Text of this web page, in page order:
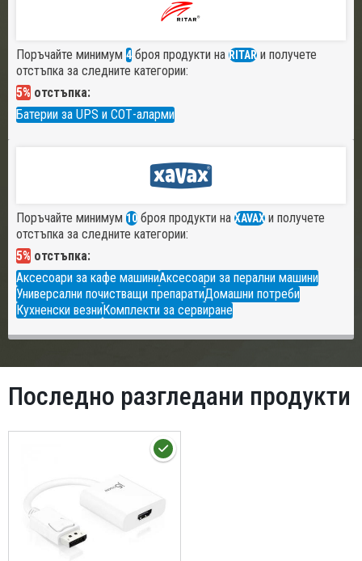
Поръчайте минимум 4 броя продукти на RITAR и получете
отстъпка за следните категории:
5% отстъпка:
Батерии за UPS и СОТ-аларми
Поръчайте минимум 10 броя продукти на XAVAX и получете
отстъпка за следните категории:
5% отстъпка:
Аксесоари за кафе машиниАксесоари за перални машини
Универсални почистващи препаратиДомашни потреби
Кухненски везниКомплекти за сервиране
Последно разгледани продукти